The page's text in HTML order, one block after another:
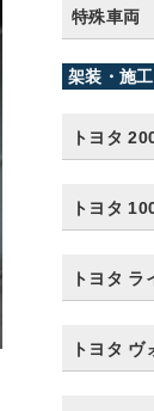
特殊車両
架装・施
トヨタ
トヨタ
トヨタ ラ
トヨタ ヴ